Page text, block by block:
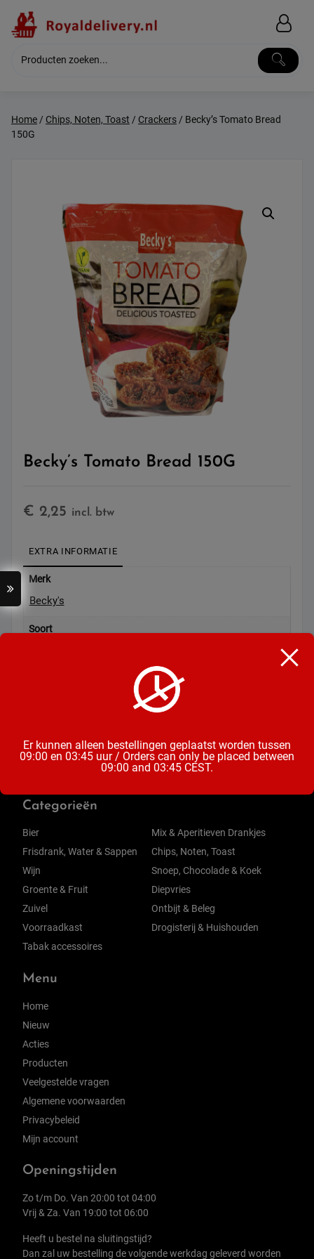
content
Home/ Chips, Noten, Toast / Crackers/ Becky’s Tomato Bread
150G
Becky’s Tomato Bread 150G
€ 2,25 incl. btw
EXTRA INFORMATIE
Merk
Becky's
Soort
Categorieën
Bier
Frisdrank, Water & Sappen
Wijn
Groente & Fruit
Zuivel
Voorraadkast
Tabak accessoires
Mix & Aperitieven Drankjes
Chips, Noten, Toast
Snoep, Chocolade & Koek
Diepvries
Ontbijt & Beleg
Drogisterij & Huishouden
Menu
Home
Nieuw
Acties
Producten
Veelgestelde vragen
Algemene voorwaarden
Privacybeleid
Mijn account
Openingstijden
Zo t/m Do. Van 20:00 tot 04:00
Vrij & Za. Van 19:00 tot 06:00
Heeft u bestel na sluitingstijd?
Dan zal uw bestelling de volgende werkdag geleverd worden
Er kunnen alleen bestellingen geplaatst worden tussen
09:00 en 03:45 uur / Orders can only be placed between
09:00 and 03:45 CEST.